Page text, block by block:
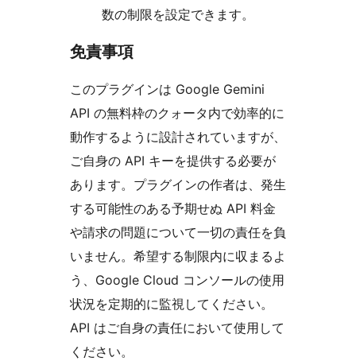
数の制限を設定できます。
免責事項
このプラグインは Google Gemini
API の無料枠のクォータ内で効率的に
動作するように設計されていますが、
ご自身の API キーを提供する必要が
あります。プラグインの作者は、発生
する可能性のある予期せぬ API 料金
や請求の問題について一切の責任を負
いません。希望する制限内に収まるよ
う、Google Cloud コンソールの使用
状況を定期的に監視してください。
API はご自身の責任において使用して
ください。